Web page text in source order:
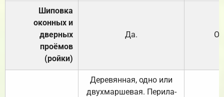
Шиповка
оконных и
дверных
проёмов
(ройки)
Да.
Деревянная, одно или
двухмаршевая. Перила-